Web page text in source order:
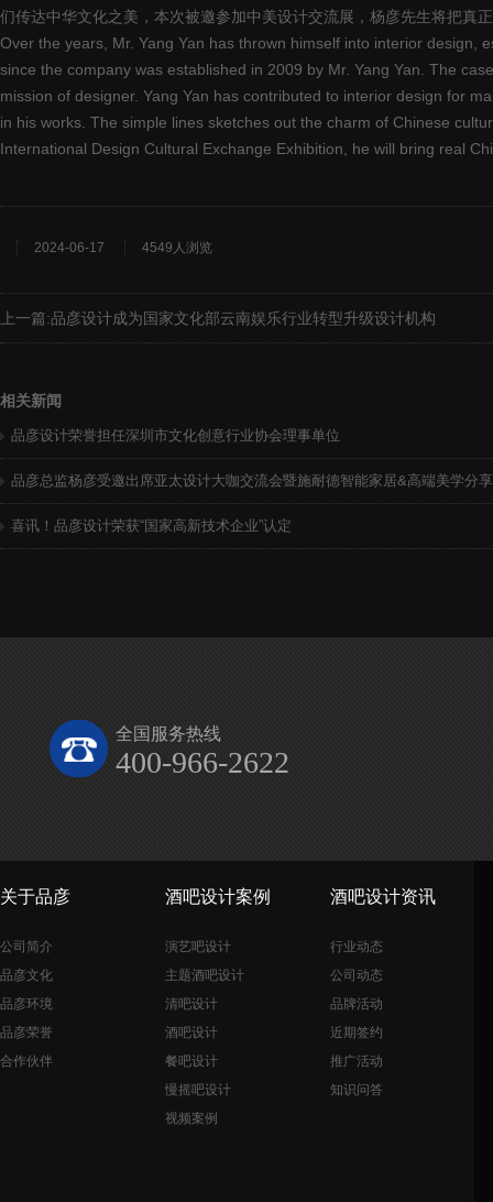
们传达中华文化之美，本次被邀参加中美设计交流展，杨彦先生将把真
Over the years, Mr. Yang Yan has thrown himself into interior
since the company was established in 2009 by Mr. Yang Yan. The
mission of designer. Yang Yan has contributed to interior design for
in his works. The simple lines sketches out the charm of Chinese
International Design Cultural Exchange Exhibition, he will bring real
2024-06-17 4549人浏览
上一篇:品彦设计成为国家文化部云南娱乐行业转型升级设计机构
相关新闻
品彦设计荣誉担任深圳市文化创意行业协会理事单位
品彦总监杨彦受邀出席亚太设计大咖交流会暨施耐德智能家居&高端美学分
喜讯！品彦设计荣获“国家高新技术企业”认定
全国服务热线
400-966-2622
关于品彦
公司简介
品彦文化
品彦环境
品彦荣誉
合作伙伴
酒吧设计案例
演艺吧设计
主题酒吧设计
清吧设计
酒吧设计
餐吧设计
慢摇吧设计
视频案例
酒吧设计资讯
行业动态
公司动态
品牌活动
近期签约
推广活动
知识问答